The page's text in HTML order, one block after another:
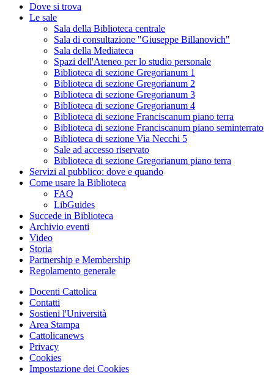
Dove si trova
Le sale
Sala della Biblioteca centrale
Sala di consultazione "Giuseppe Billanovich"
Sala della Mediateca
Spazi dell'Ateneo per lo studio personale
Biblioteca di sezione Gregorianum 1
Biblioteca di sezione Gregorianum 2
Biblioteca di sezione Gregorianum 3
Biblioteca di sezione Gregorianum 4
Biblioteca di sezione Franciscanum piano terra
Biblioteca di sezione Franciscanum piano seminterrato
Biblioteca di sezione Via Necchi 5
Sale ad accesso riservato
Biblioteca di sezione Gregorianum piano terra
Servizi al pubblico: dove e quando
Come usare la Biblioteca
FAQ
LibGuides
Succede in Biblioteca
Archivio eventi
Video
Storia
Partnership e Membership
Regolamento generale
Docenti Cattolica
Contatti
Sostieni l'Università
Area Stampa
Cattolicanews
Privacy
Cookies
Impostazione dei Cookies